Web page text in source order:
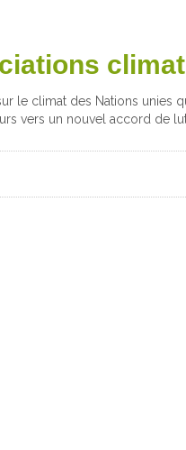
le climat des Nations unies
vers un nouvel accord de